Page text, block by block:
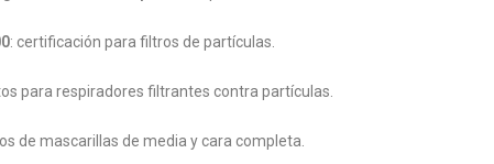
: certificación para filtros de partículas.
para respiradores filtrantes contra partículas.
de mascarillas de media y cara completa.